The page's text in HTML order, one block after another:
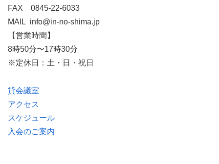
FAX 0845-22-6033
MAIL info@in-no-shima.jp
【営業時間】
8時50分〜17時30分
※定休日：土・日・祝日
貸会議室
アクセス
スケジュール
入会のご案内